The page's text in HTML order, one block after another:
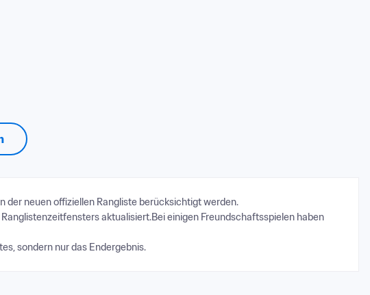
der neuen offiziellen Rangliste berücksichtigt werden.
aktualisiert.Bei einigen Freundschaftsspielen haben
sondern nur das Endergebnis.